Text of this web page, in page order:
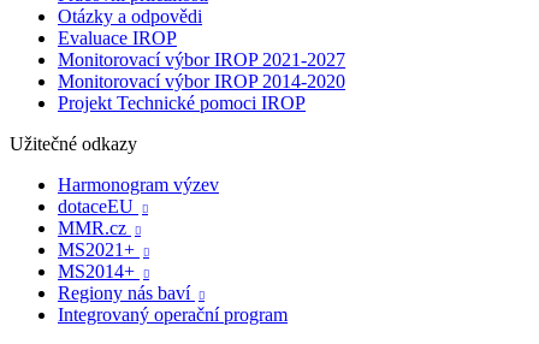
Otázky a odpovědi
Evaluace IROP
Monitorovací výbor IROP 2021-2027
Monitorovací výbor IROP 2014-2020
Projekt Technické pomoci IROP
Užitečné odkazy
Harmonogram výzev
dotaceEU

MMR.cz 
MS2021+ 
MS2014+ 
Regiony nás baví 
Integrovaný operační program